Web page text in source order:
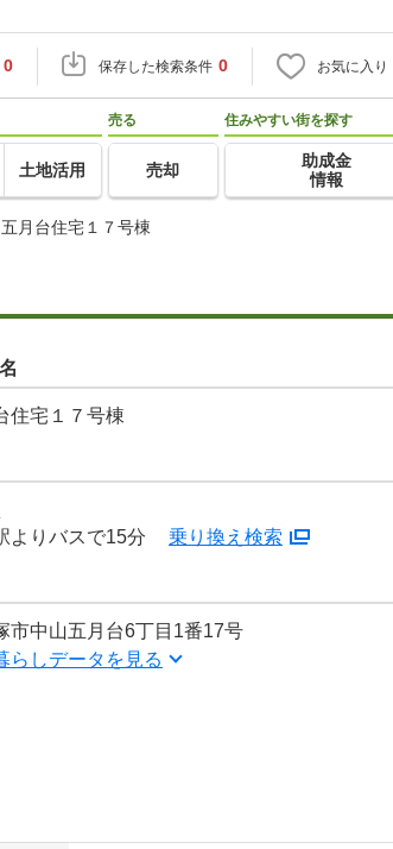
0 保存した検索条件 0 お気に入り
土地活用
売る
売却
住みやすい街を探す
助成金
情報
月台住宅１７号棟
住宅１７号棟
よりバスで15分 乗り換え検索
市中山五月台6丁目1番17号
らしデータを見る